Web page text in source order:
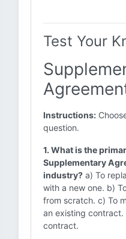
Test Your
Instructions:
question.
1. What is the
Supplementary
industry? a) To
with a new one. b)
from scratch. c) To
an existing contract.
contract.